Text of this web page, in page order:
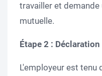
travailler et demande
mutuelle.
Étape 2 : Déclaration
L'employeur est tenu